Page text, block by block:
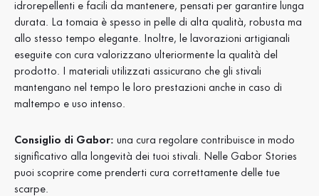
idrorepellenti e facili da mantenere, pensati per garantire lunga
durata. La tomaia è spesso in pelle di alta qualità, robusta ma
allo stesso tempo elegante. Inoltre, le lavorazioni artigianali
eseguite con cura valorizzano ulteriormente la qualità del
prodotto. I materiali utilizzati assicurano che gli stivali
mantengano nel tempo le loro prestazioni anche in caso di
maltempo e uso intenso.
Consiglio di Gabor: una cura regolare contribuisce in modo
significativo alla longevità dei tuoi stivali. Nelle Gabor Stories
puoi scoprire come prenderti cura correttamente delle tue
scarpe.